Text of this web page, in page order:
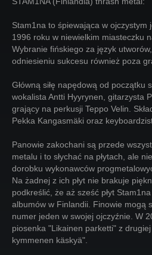
Stam1na to śpiewająca w ojczystym
1996 roku w niewielkim miasteczku
Wybranie fińskiego za język
odniesieniu sukcesu również poza
Główną siłę napędową od początku
wokalista Antti Hyyrynen, gitarzysta
grający na perkusji Teppo Velin.
Pekka Kangasmäki oraz
Panowie zakochani są przede
metalu i to słychać na płytach, ale
dorobku wykonawców
Na żadnej z ich płyt nie brakuje
podkreślić, że aż sześć płyt
albumów w Finlandii. Finowie mogą
numer jeden w swojej ojczyźnie. W
piosenka "Likainen parketti" z
kymmenen käskyä".